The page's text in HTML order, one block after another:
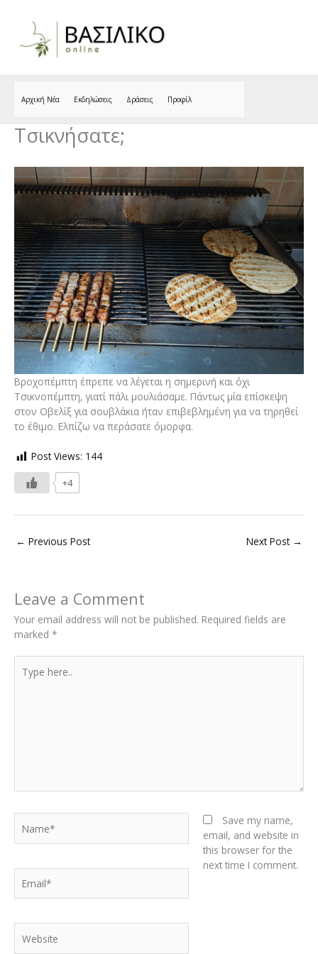
Αρχική Νέα Εκδηλώσεις Δράσεις Προφίλ
Τσικνήσατε;
Βροχοπέμπτη έπρεπε να λέγεται η σημερινή και όχι
Τσικνοπέμπτη, γιατί πάλι μουλιάσαμε. Πάντως μία επίσκεψη
στον Οβελίξ για σουβλάκια ήταν επιβεβλημένη για να τηρηθεί
το έθιμο. Ελπίζω να περάσατε όμορφα.
Post Views: 144
+4
← Previous Post Next Post →
Leave a Comment
Your email address will not be published. Required fields are
marked *
here..
Save my name,
email, and website in
this browser for the
next time I comment.